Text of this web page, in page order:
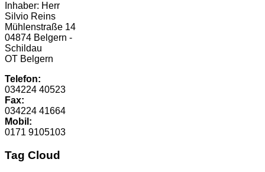
Inhaber: Herr
Silvio Reins
Mühlenstraße 14
04874 Belgern -
Schildau
OT Belgern
Telefon:
034224 40523
Fax:
034224 41664
Mobil:
0171 9105103
Tag Cloud